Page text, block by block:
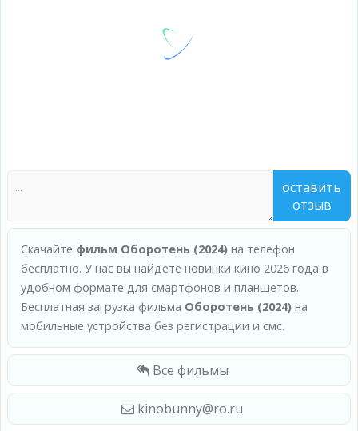
оставить
отзыв
Скачайте фильм Оборотень (2024) на телефон
бесплатно. У нас вы найдете новинки кино 2026 года в
удобном формате для смартфонов и планшетов.
Бесплатная загрузка фильма Оборотень (2024) на
мобильные устройства без регистрации и смс.
Все фильмы
kinobunny@ro.ru